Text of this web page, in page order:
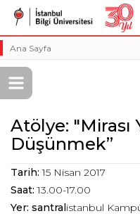
Ana Sayfa
Atölye: "Mirası
Düşünmek”
Tarih: 15 Nisan 2017
Saat: 13.00-17.00
Yer: santralistanbul